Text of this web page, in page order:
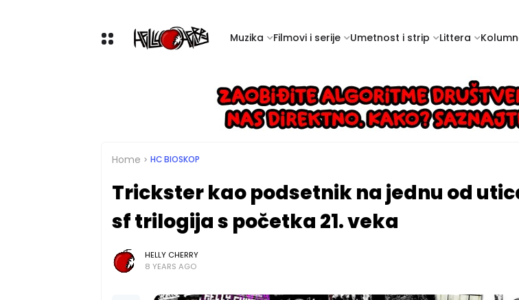
Muzika Filmovi i serije Umetnost i strip Littera
Home HC BIOSKOP
Trickster kao podsetnik na jednu od
sf trilogija s početka 21. veka
HELLY CHERRY
8 YEARS AGO